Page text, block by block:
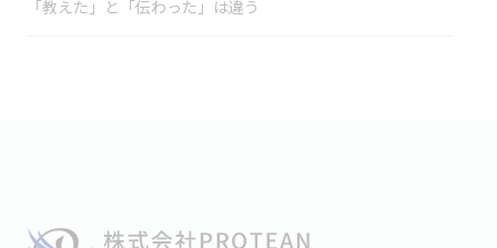
「教えた」と「伝わった」は違う